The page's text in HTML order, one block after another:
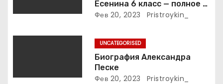
Есенина 6 класс — полное и
подробное описание жизни
Фев 20, 2023 Pristroykin_
UNCATEGORISED
Биография Александра
Песке
Фев 20, 2023 Pristroykin_